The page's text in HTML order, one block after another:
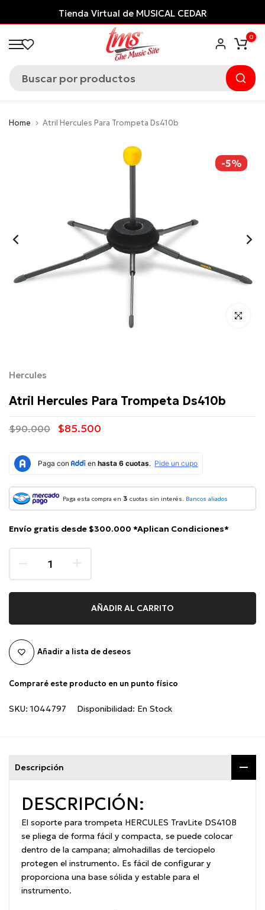
al
contenido
Tienda Virtual de MUSICAL CEDAR
0
Home Atril Hercules Para Trompeta Ds410b
-5%
Click para
Hercules
Atril Hercules Para Trompeta Ds410b
$90.000 $85.500
Paga esta compra en 3 cuotas sin interés. Bancos aliados
Envío gratis desde $300.000 *Aplican Condiciones*
AÑADIR AL CARRITO
Añadir a lista de deseos
Compraré este producto en un punto físico
SKU: 1044797 Disponibilidad: En Stock
Descripción
DESCRIPCIÓN:
El soporte para trompeta HERCULES TravLite DS410B
se pliega de forma fácil y compacta, se puede colocar
dentro de la campana; almohadillas de terciopelo
protegen el instrumento. Es fácil de configurar y
proporciona una base sólida y estable para el
instrumento.